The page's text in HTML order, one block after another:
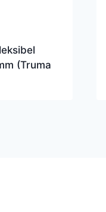
(Truma